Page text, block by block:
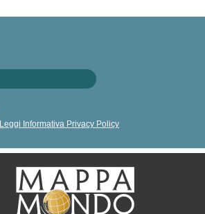
Leggi Informativa Privacy Policy